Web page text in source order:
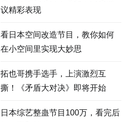
议精彩表现
看日本空间改造节目，教你如何
在小空间里实现大妙思
拓也哥携手选手，上演激烈互
撕！《矛盾大对决》即将开始
日本综艺整蛊节目100万，看完后